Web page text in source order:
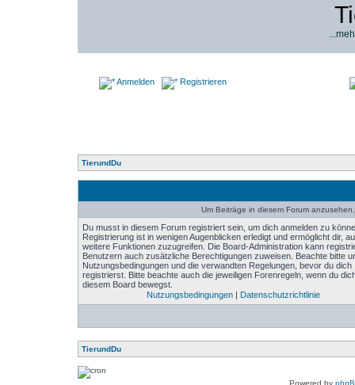
Anmelden Registrieren
TierundDu
Um Beiträge in diesem Forum
Du musst in diesem Forum registriert sein, um dich anmelden zu
Registrierung ist in wenigen Augenblicken erledigt und ermöglicht dir,
weitere Funktionen zuzugreifen. Die Board-Administration kann
Benutzern auch zusätzliche Berechtigungen zuweisen. Beachte bitte
Nutzungsbedingungen und die verwandten Regelungen, bevor du dich
registrierst. Bitte beachte auch die jeweiligen Forenregeln, wenn du
diesem Board bewegst.
Nutzungsbedingungen| Datenschutzrichtlinie
TierundDu
Powered by